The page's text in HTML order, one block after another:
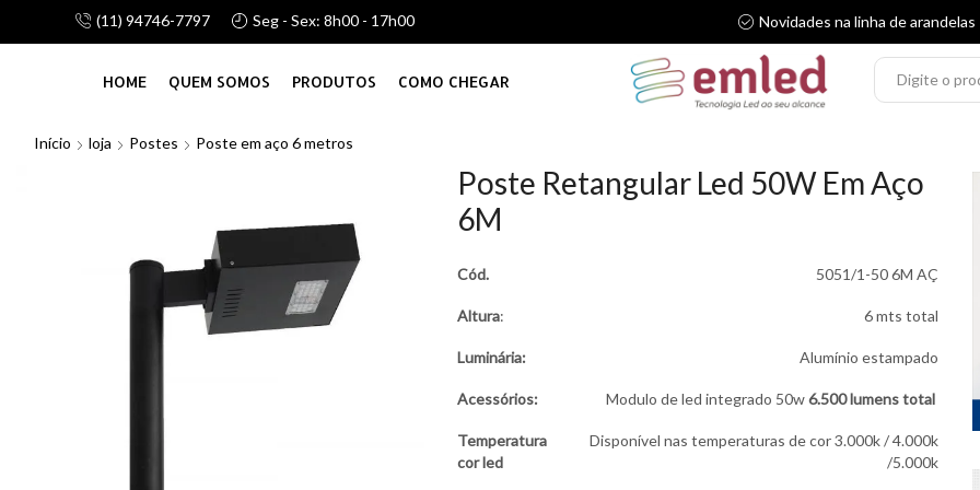
(11) 94746-7797 Seg - Sex: 8h00 - 17h00
com linha de atacado e vareju, consulte-nos! Novidades na linha de arandelas
HOME QUEM SOMOS PRODUTOS COMO CHEGAR
Início
loja Postes Poste em aço 6 metros
Poste Retangular Led 50W Em Aço
6M
Cód. 5051/1-50 6M AÇ
Altura: 6 mts total
Luminária: Alumínio estampado
Acessórios: Modulo de led integrado 50w6.500lumens total
Temperatura
cor led
Disponível nas temperaturas de cor 3.000k / 4.000k
/5.000k